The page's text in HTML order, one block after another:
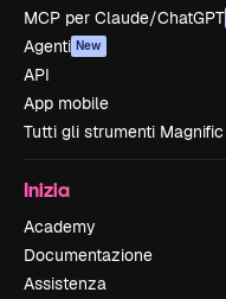
MCP per Claude/ChatGPT
Agenti New
API
App mobile
Tutti gli strumenti Magnific
Inizia
Academy
Documentazione
Assistenza